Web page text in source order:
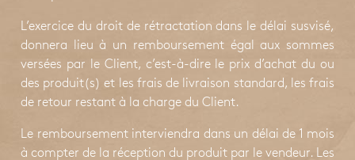
L’exercice du droit de rétractation dans le délai susvisé,
donnera lieu à un remboursement égal aux sommes
versées par le Client, c’est-à-dire le prix d’achat du ou
des produit(s) et les frais de livraison standard, les frais
de retour restant à la charge du Client.
Le remboursement interviendra dans un délai de 1 mois
à compter de la réception du produit par le vendeur. Les